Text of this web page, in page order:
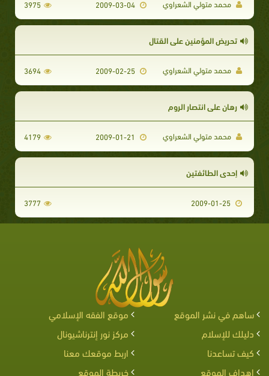
محمد متولي الشعراوي 2009-03-04
3975
تحريض المؤمنين على القتال
محمد متولي الشعراوي 2009-02-25
3694
رهان على انتصار الروم
محمد متولي الشعراوي 4179
إحدى الطائفتين
3777
ساهم في نشر الموقع
موقع الفقه الإسلامي
دليلك للإسلام
مركز نور إنترناشيونال
كيف تساعدنا
اربط موقعك معنا
اهداف الموقع
خريطة الموقع